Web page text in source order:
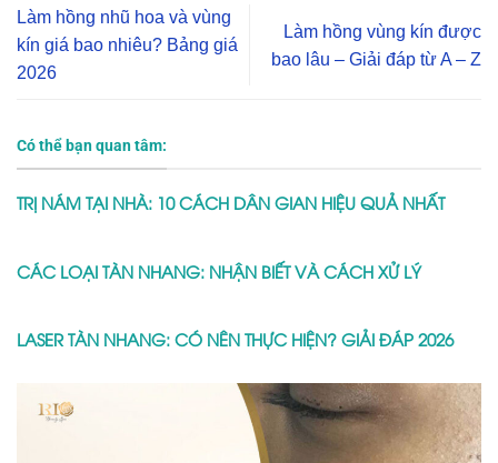
Làm hồng nhũ hoa và vùng
kín giá bao nhiêu? Bảng giá
2026
Làm hồng vùng kín được
bao lâu – Giải đáp từ A – Z
Có thể bạn quan tâm:
TRỊ NÁM TẠI NHÀ: 10 CÁCH DÂN GIAN HIỆU QUẢ NHẤT
CÁC LOẠI TÀN NHANG: NHẬN BIẾT VÀ CÁCH XỬ LÝ
LASER TÀN NHANG: CÓ NÊN THỰC HIỆN? GIẢI ĐÁP 2026